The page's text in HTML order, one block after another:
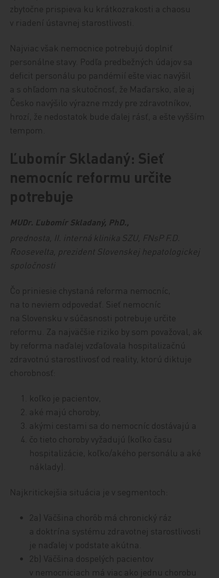
zbytočne prispieva ku krátkozrakosti a chaosu
v riadení ústavnej starostlivosti.
Najviac však nemocnice potrebujú doplniť
personálne stavy. Podľa predbežných údajov sa
deficit personálu po pandémií ešte viac navýšil
a s ohľadom na skutočnosť, že Maďarsko, ale aj
Česko navýšilo výrazne mzdy pre zdravotníkov,
hrozí, že nedostatok bude ďalej rásť, a ešte vyšším
tempom.
Ľubomír Skladaný: Sieť
nemocníc reformu určite
potrebuje
MUDr. Ľubomír Skladaný, PhD.,
prednosta, II. interná klinika SZU, FNsP F.D.
Roosevelta, prezident Slovenskej hepatologickej
spoločnosti
Čo priniesie chystaná reforma nemocníc,
na to neviem odpovedať. Sieť nemocníc
na Slovensku v súčasnosti potrebuje určite
reformu. Za najväčšie riziko by som považoval, ak
by reforma naďalej vzďaľovala hospitalizačnú
zdravotnú starostlivosť od reality, ktorú diktuje
chorobnosť:
koľko je pacientov,
aké majú choroby,
akými cestami sa do nemocníc dostávajú a
čo tieto choroby vyžadujú (koľko času
hospitalizácie, koľko/akého personálu a aké
náklady).
Najkritickejšia situácia je v segmentoch:
2a) Väčšina chorôb má chronický ráz
a doktrína systému zdravotnej starostlivosti
je naďalej v podstate akútna.
2b) Väčšina dospelých pacientov
v nemocniciach má viac ako jednu chorobu